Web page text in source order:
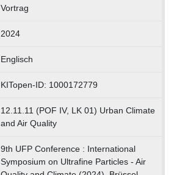
Vortrag
2024
Englisch
KITopen-ID: 1000172779
12.11.11 (POF IV, LK 01) Urban Climate
and Air Quality
9th UFP Conference : International
Symposium on Ultrafine Particles - Air